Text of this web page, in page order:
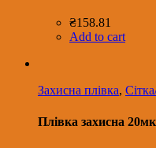
₴158.81
Add to cart
Захисна плівка,
Плівка захисна